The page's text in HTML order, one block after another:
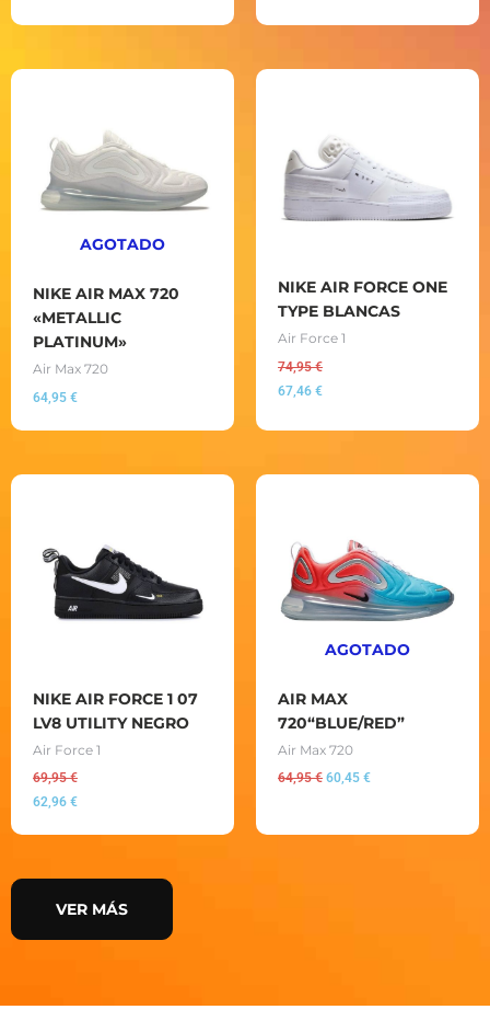
AGOTADO
NIKE AIR MAX 720
«METALLIC
PLATINUM»
Air Max 720
64,95 €
NIKE AIR FORCE ONE
TYPE BLANCAS
Air Force 1
74,95€
67,46 €
NIKE AIR FORCE 1 07
LV8 UTILITY NEGRO
Air Force 1
69,95€
62,96 €
AGOTADO
AIR MAX
720“BLUE/RED”
Air Max 720
64,95€
64,95 €.
60,45 €
60,45 €.
VER MÁS